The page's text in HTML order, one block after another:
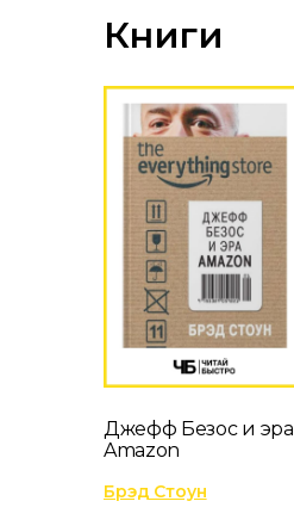
Книги
Джефф Безос и эра
Amazon
Брэд Стоун